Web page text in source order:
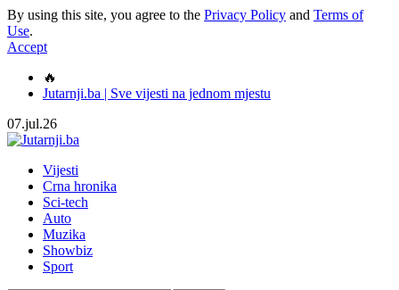
By using this site, you agree to the Privacy Policy and Terms of
Use.
Accept
🔥
Jutarnji.ba | Sve vijesti na jednom mjestu
07.jul.26
Vijesti
Crna hronika
Sci-tech
Auto
Muzika
Showbiz
Sport